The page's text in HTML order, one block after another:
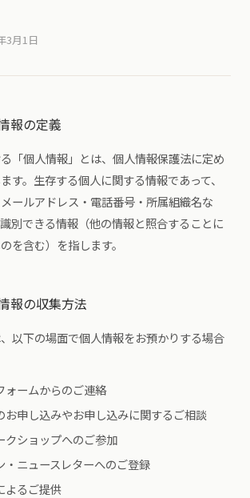
3月1日
報の定義
「個人情報」とは、個人情報保護法に定め
す。生存する個人に関する情報であって、
ールアドレス・電話番号・所属組織名な
別できる情報（他の情報と照合することに
を含む）を指します。
報の収集方法
以下の場面で個人情報をお預かりする場合
ォームからのご連絡
お申し込みやお申し込みに関するご相談
クショップへのご参加
・ニュースレターへのご登録
よるご提供